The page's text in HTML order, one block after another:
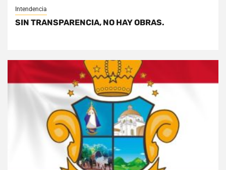
Intendencia
SIN TRANSPARENCIA, NO HAY OBRAS.